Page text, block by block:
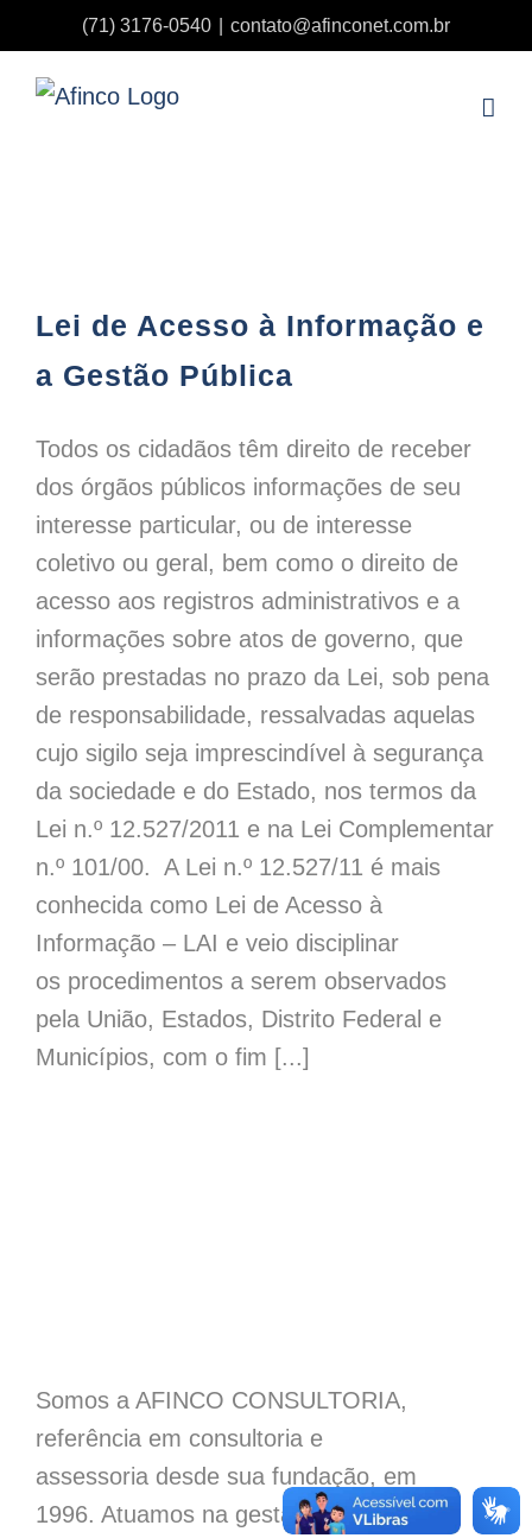
para
(71) 3176-0540 contato@afinconet.com.br
Lei de Acesso à Informação e
a Gestão Pública
Todos os cidadãos têm direito de receber
dos órgãos públicos informações de seu
interesse particular, ou de interesse
coletivo ou geral, bem como o direito de
acesso aos registros administrativos e a
informações sobre atos de governo, que
serão prestadas no prazo da Lei, sob pena
de responsabilidade, ressalvadas aquelas
cujo sigilo seja imprescindível à segurança
da sociedade e do Estado, nos termos da
Lei n.º 12.527/2011 e na Lei Complementar
n.º 101/00. A Lei n.º 12.527/11 é mais
conhecida como Lei de Acesso à
Informação – LAI e veio disciplinar
os procedimentos a serem observados
pela União, Estados, Distrito Federal e
Municípios, com o fim [...]
Somos a AFINCO CONSULTORIA,
referência em consultoria e
assessoria desde sua fundação, em
1996. Atuamos na gestão de